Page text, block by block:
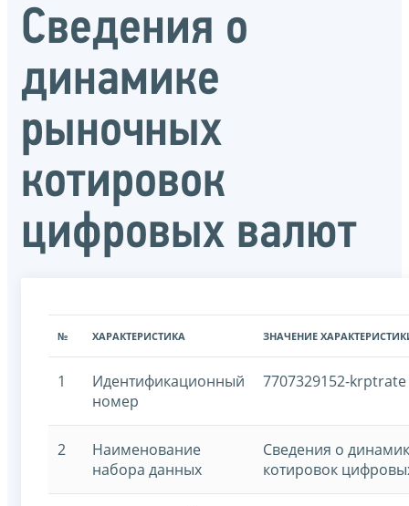
Сведения о
динамике
рыночных
котировок
цифровых валют
№ ХАРАКТЕРИСТИКА ЗНАЧЕНИЕ
1
Идентификационный
номер
7707329152-krptrate
2
Наименование
набора данных
Сведения о
котировок